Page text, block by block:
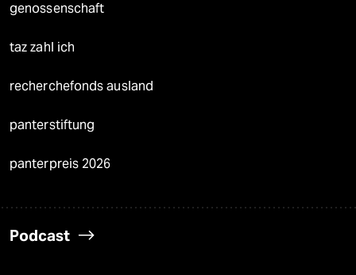
genossenschaft
taz zahl ich
recherchefonds ausland
panterstiftung
panterpreis 2026
Podcast